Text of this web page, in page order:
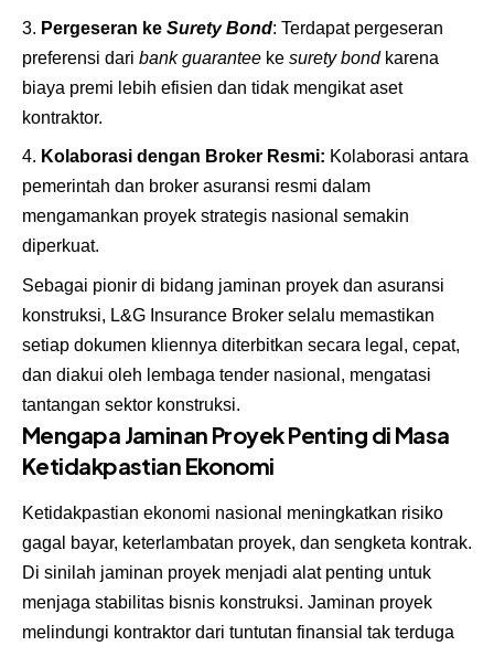
Pergeseran ke Surety Bond: Terdapat pergeseran
preferensi dari bank guarantee ke surety bondkarena
biaya premi lebih efisien dan tidak mengikat aset
kontraktor.
Kolaborasi dengan Broker Resmi: Kolaborasi antara
pemerintah dan broker asuransi resmi dalam
mengamankan proyek strategis nasional semakin
diperkuat.
Sebagai pionir di bidang jaminan proyek dan asuransi
konstruksi, L&G Insurance Broker selalu memastikan
setiap dokumen kliennya diterbitkan secara legal, cepat,
dan diakui oleh lembaga tender nasional, mengatasi
tantangan sektor konstruksi.
Mengapa Jaminan Proyek Penting di Masa
Ketidakpastian Ekonomi
Ketidakpastian ekonomi nasional meningkatkan risiko
gagal bayar, keterlambatan proyek, dan sengketa kontrak.
Di sinilah jaminan proyek menjadi alat penting untuk
menjaga stabilitas bisnis konstruksi. Jaminan proyek
melindungi kontraktor dari tuntutan finansial tak terduga